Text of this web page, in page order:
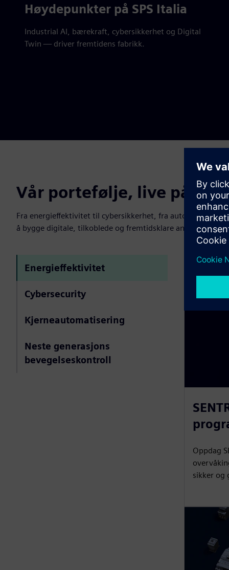
Høydepunkter på SPS Italia
Industrial AI, bærekraft, cybersikkerhet og Digital
Twin — driver fremtidens fabrikk.
Vår portefølje, live på
Fra energieffektivitet til cybersikkerhet, fra
å bygge digitale, tilkoblede og fremtidsklare anlegg.
Energieffektivitet
Cybersecurity
Kjerneautomatisering
Neste generasjons
bevegelseskontroll
Oppdag
sikker og